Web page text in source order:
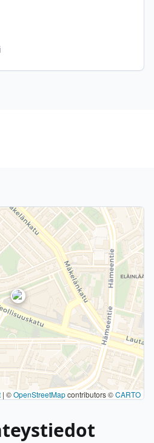
| ©OpenStreetMapcontributors ©CARTO